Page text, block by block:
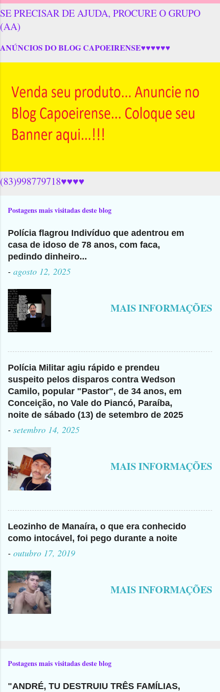
SE PRECISAR DE AJUDA, PROCURE O GRUPO
(AA)
ANÚNCIOS DO BLOG CAPOEIRENSE♥♥♥♥♥♥
(83)998779718♥♥♥♥
Postagens mais visitadas deste blog
Polícia flagrou Indivíduo que adentrou em
casa de idoso de 78 anos, com faca,
pedindo dinheiro...
- agosto 12, 2025
MAIS INFORMAÇÕES
Polícia Militar agiu rápido e prendeu
suspeito pelos disparos contra Wedson
Camilo, popular "Pastor", de 34 anos, em
Conceição, no Vale do Piancó, Paraíba,
noite de sábado (13) de setembro de 2025
- setembro 14, 2025
MAIS INFORMAÇÕES
Leozinho de Manaíra, o que era conhecido
como intocável, foi pego durante a noite
- outubro 17, 2019
MAIS INFORMAÇÕES
Postagens mais visitadas deste blog
"ANDRÉ, TU DESTRUIU TRÊS FAMÍLIAS,